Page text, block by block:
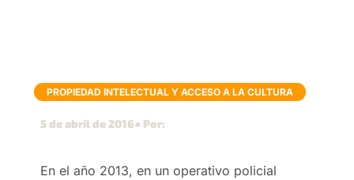
PROPIEDAD INTELECTUAL Y ACCESO A LA CULTURA
5 de abril de 2016● Por:
En el año 2013, en un operativo policial